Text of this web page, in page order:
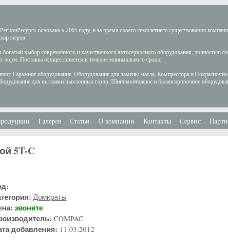
основана в 2005 году, и за время своего семилетнего существования
выбор современного и качественного автосервисного оборудования, полностью
норм. Поставка осуществляется в течение минимального срока.
Гаражное оборудование, Оборудование для замены масла, Компрессора и
для вытяжки выхлопных газов, Шиномонтажное и балансировочное
Галерея Статьи О компании Контакты Сервис
5T-C
Домкраты
звоните
COMPAC
добавления: 11.03.2012